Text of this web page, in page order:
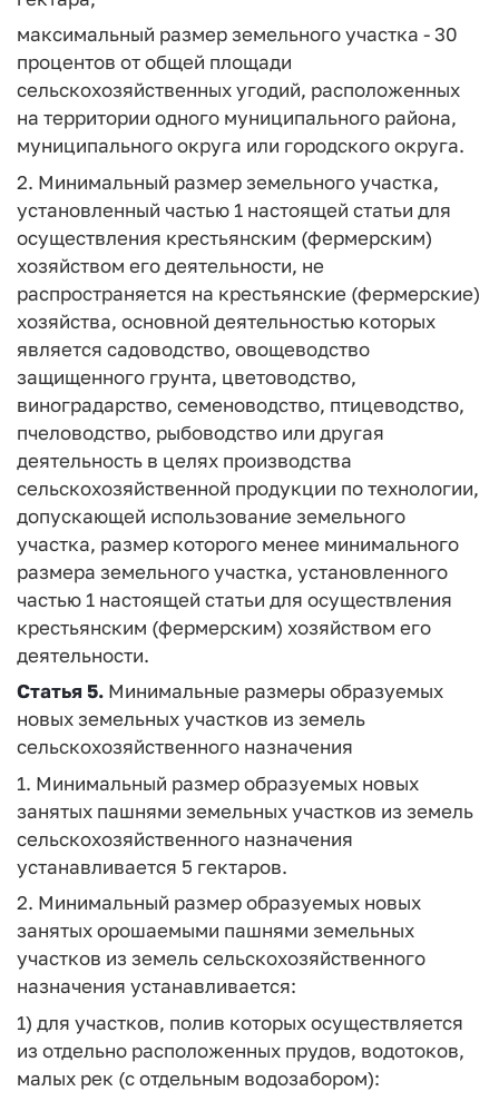
максимальный размер земельного участка - 30
процентов от общей площади
сельскохозяйственных угодий, расположенных
на территории одного муниципального района,
муниципального округа или городского округа.
2. Минимальный размер земельного участка,
установленный частью 1 настоящей статьи для
осуществления крестьянским (фермерским)
хозяйством его деятельности, не
распространяется на крестьянские (фермерские)
хозяйства, основной деятельностью которых
является садоводство, овощеводство
защищенного грунта, цветоводство,
виноградарство, семеноводство, птицеводство,
пчеловодство, рыбоводство или другая
деятельность в целях производства
сельскохозяйственной продукции по технологии,
допускающей использование земельного
участка, размер которого менее минимального
размера земельного участка, установленного
частью 1 настоящей статьи для осуществления
крестьянским (фермерским) хозяйством его
деятельности.
Статья 5. Минимальные размеры образуемых
новых земельных участков из земель
сельскохозяйственного назначения
1. Минимальный размер образуемых новых
занятых пашнями земельных участков из земель
сельскохозяйственного назначения
устанавливается 5 гектаров.
2. Минимальный размер образуемых новых
занятых орошаемыми пашнями земельных
участков из земель сельскохозяйственного
назначения устанавливается:
1) для участков, полив которых осуществляется
из отдельно расположенных прудов, водотоков,
малых рек (с отдельным водозабором):